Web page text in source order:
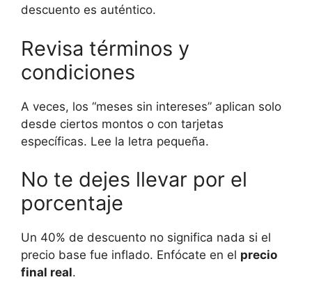
descuento es auténtico.
Revisa términos y
condiciones
A veces, los “meses sin intereses” aplican solo
desde ciertos montos o con tarjetas
específicas. Lee la letra pequeña.
No te dejes llevar por el
porcentaje
Un 40% de descuento no significa nada si el
precio base fue inflado. Enfócate en el precio
final real.